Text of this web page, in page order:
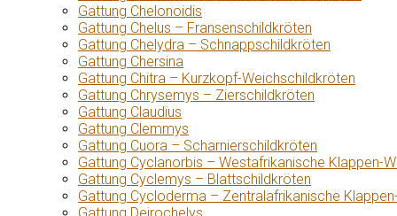
Gattung Chelonoidis
Gattung Chelus – Fransenschildkröten
Gattung Chelydra – Schnappschildkröten
Gattung Chersina
Gattung Chitra – Kurzkopf-Weichschildkröten
Gattung Chrysemys – Zierschildkröten
Gattung Claudius
Gattung Clemmys
Gattung Cuora – Scharnierschildkröten
Gattung Cyclanorbis – Westafrikanische Klappen-
Gattung Cyclemys – Blattschildkröten
Gattung Cycloderma – Zentralafrikanische